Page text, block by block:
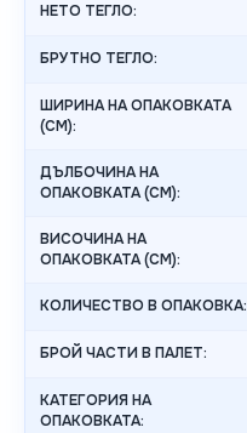
НЕТО ТЕГЛО:
БРУТНО ТЕГЛО:
ШИРИНА НА ОПАКОВКАТА
(CM):
ДЪЛБОЧИНА НА
ОПАКОВКАТА (CM):
ВИСОЧИНА НА
ОПАКОВКАТА (СМ):
КОЛИЧЕСТВО В ОПАКОВКА:
БРОЙ ЧАСТИ В ПАЛЕТ:
КАТЕГОРИЯ НА
ОПАКОВКАТА: